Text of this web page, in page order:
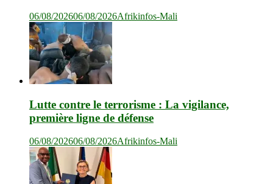
06/08/202606/08/2026Afrikinfos-Mali
Lutte contre le terrorisme : La vigilance,
première ligne de défense
06/08/202606/08/2026Afrikinfos-Mali